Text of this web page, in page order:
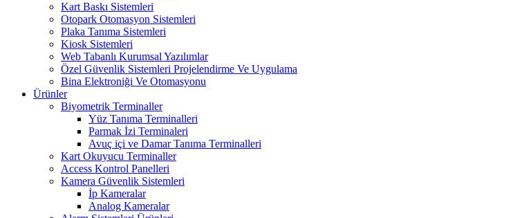
Kart Baskı Sistemleri
Otopark Otomasyon Sistemleri
Plaka Tanıma Sistemleri
Kiosk Sistemleri
Web Tabanlı Kurumsal Yazılımlar
Özel Güvenlik Sistemleri Projelendirme Ve Uygulama
Bina Elektroniği Ve Otomasyonu
Ürünler
Biyometrik Terminaller
Yüz Tanıma Terminalleri
Parmak İzi Terminaleri
Avuç içi ve Damar Tanıma Terminalleri
Kart Okuyucu Terminaller
Access Kontrol Panelleri
Kamera Güvenlik Sistemleri
İp Kameralar
Analog Kameralar